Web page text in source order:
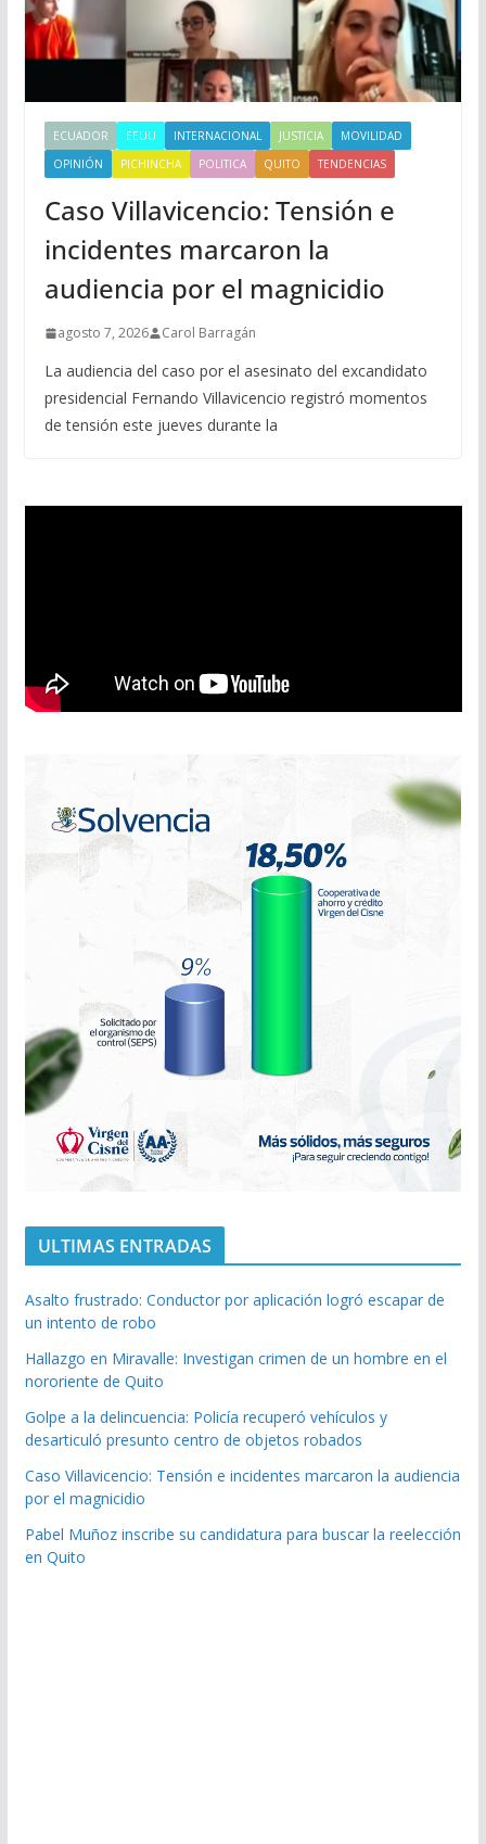
ECUADOR EEUU INTERNACIONAL JUSTICIA
MOVILIDAD
OPINIÓN
PICHINCHA POLITICA QUITO TENDENCIAS
Caso Villavicencio: Tensión e
incidentes marcaron la
audiencia por el magnicidio
agosto 7, 2026 Carol Barragán
La audiencia del caso por el asesinato del excandidato
presidencial Fernando Villavicencio registró momentos
de tensión este jueves durante la
ULTIMAS ENTRADAS
Asalto frustrado: Conductor por aplicación logró escapar de
un intento de robo
Hallazgo en Miravalle: Investigan crimen de un hombre en el
nororiente de Quito
Golpe a la delincuencia: Policía recuperó vehículos y
desarticuló presunto centro de objetos robados
Caso Villavicencio: Tensión e incidentes marcaron la audiencia
por el magnicidio
Pabel Muñoz inscribe su candidatura para buscar la reelección
en Quito